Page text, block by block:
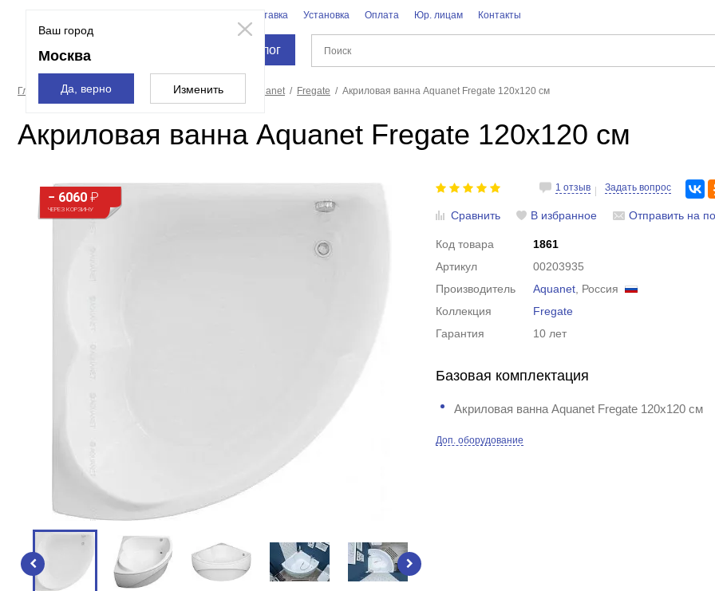
Ваш город
Москва
Да, верно Изменить
Доставка Установка Оплата Юр. лицам Контакты
Каталог
Главная страница Акриловые ванны Aquanet Fregate Акриловая ванна Aquanet Fregate 120x120 см
Акриловая ванна Aquanet Fregate 120x120 см
− 6060 ₽
ЧЕРЕЗ КОРЗИНУ
1 отзыв Задать вопрос
Сравнить В избранное Отправить на
Код товара
1861
Артикул
00203935
Производитель
Aquanet , Россия
Коллекция
Fregate
Гарантия
10 лет
Базовая комплектация
Акриловая ванна Aquanet Fregate 120x120 см
Доп. оборудование